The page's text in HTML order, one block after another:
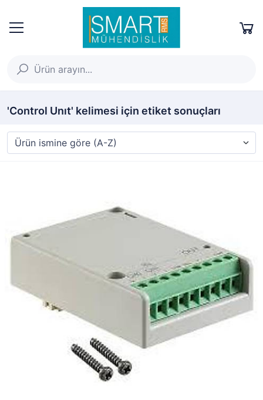
'Control Unıt' kelimesi için etiket sonuçları